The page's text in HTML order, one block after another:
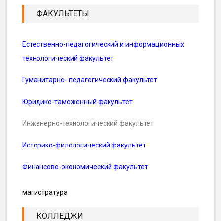
ФАКУЛЬТЕТЫ
Естественно-педагогический и информационных
технологический факультет
Гуманитарно- педагогический факультет
Юридико-таможенный факультет
Инженерно-технологический факультет
Историко-филологический факультет
Финансово-экономический факультет
магистратура
КОЛЛЕДЖИ